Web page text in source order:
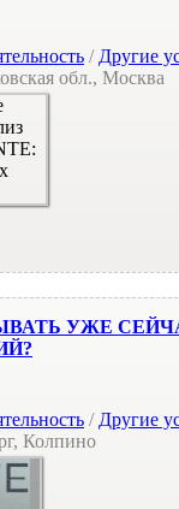
/ Другие
обл., Москва
УЖЕ
/ Другие
Колпино